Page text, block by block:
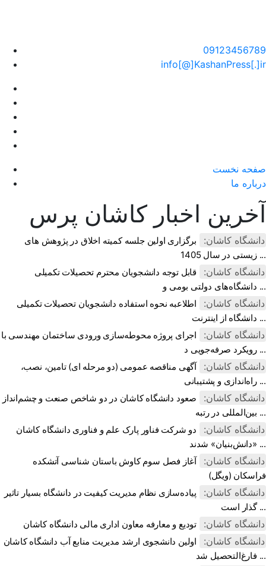
09123456789
info[@]KashanPress[.]ir
صفحه نخست
درباره ما
آخرین اخبار کاشان پرس
دانشگاه کاشان:
برگزاری اولین جلسه کمیته اخلاق در پژوهش های
زیستی در سال 1405 ...
دانشگاه کاشان:
قابل توجه دانشجویان محترم تحصیلات تکمیلی
دانشگاه‌های دولتی بومی و ...
دانشگاه کاشان:
اطلاعبه نحوه استفاده دانشجویان تحصیلات تکمیلی
دانشگاه از اینترنت ...
دانشگاه کاشان:
اجرای پروژه محوطه‌سازی ورودی ساختمان مهندسی با
رویکرد صرفه‌جویی د ...
دانشگاه کاشان:
آگهی مناقصه عمومی (دو مرحله ای) تامین، نصب،
راه‌اندازی و پشتیبانی ...
دانشگاه کاشان:
صعود دانشگاه کاشان در دو شاخص صنعت و چشم‌انداز
بین‌المللی در رتبه ...
دانشگاه کاشان:
دو شرکت فناور پارک علم و فناوری دانشگاه کاشان
«دانش‌بنیان» شدند ...
دانشگاه کاشان:
آغاز فصل سوم کاوش باستان شناسی آتشکده
فراسکان (ویگل)
دانشگاه کاشان:
پیاده‌سازی نظام مدیریت کیفیت در دانشگاه بسیار تاثیر
گذار است ...
دانشگاه کاشان: تودیع و معارفه معاون اداری مالی دانشگاه کاشان
دانشگاه کاشان:
اولین دانشجوی ارشد مدیریت منابع آب دانشگاه کاشان
فارغ‌التحصیل شد ...